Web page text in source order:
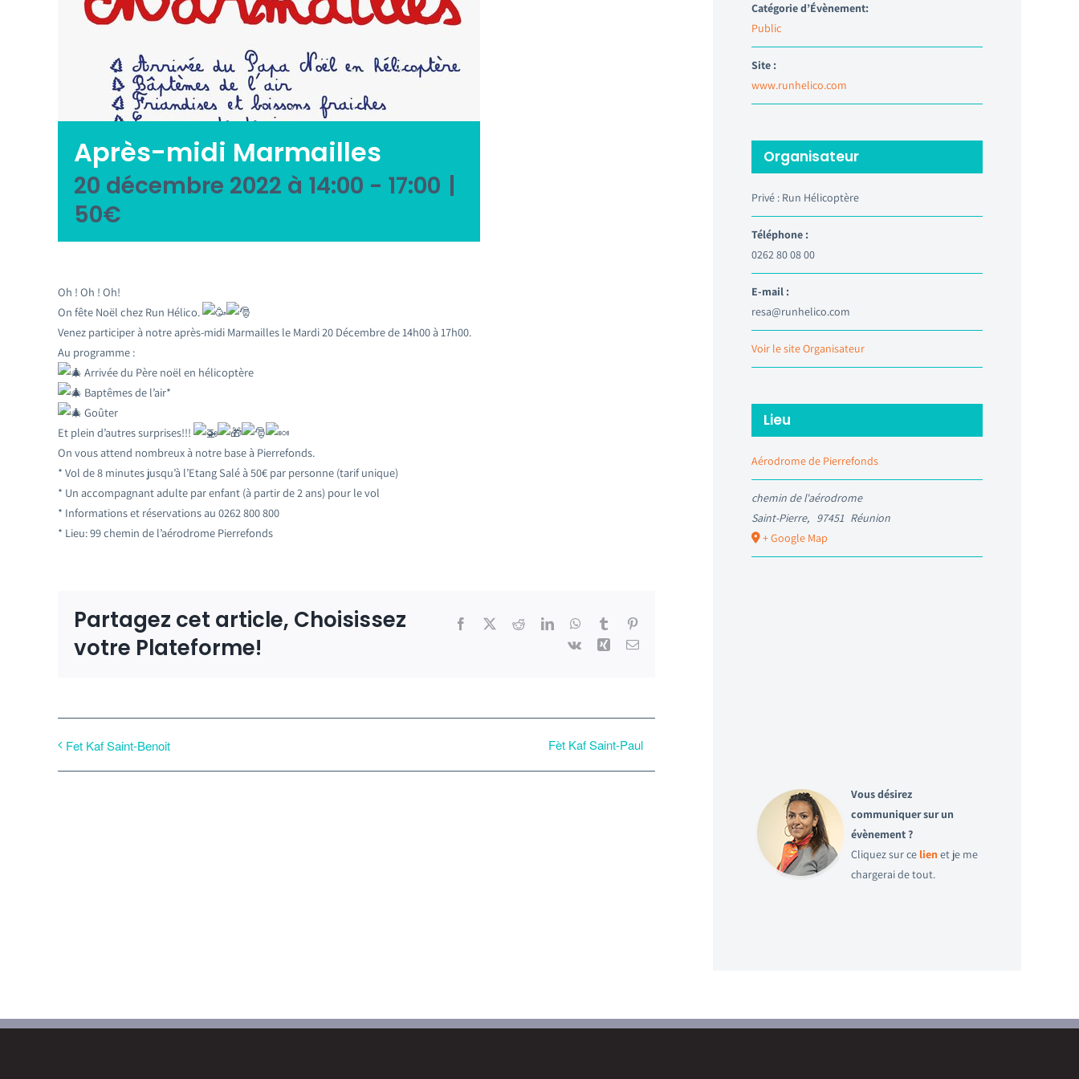
Après-midi Marmailles
20 décembre 2022 à 14:00 - 17:00 |
50€
Oh ! Oh ! Oh!
On fête Noël chez Run Hélico.
Venez participer à notre après-midi Marmailles le Mardi 20 Décembre de 14h00 à 17h00.
Au programme :
Arrivée du Père noël en hélicoptère
Baptêmes de l’air*
Goûter
Et plein d’autres surprises!!!
On vous attend nombreux à notre base à Pierrefonds.
* Vol de 8 minutes jusqu’à l’Etang Salé à 50€ par personne (tarif unique)
* Un accompagnant adulte par enfant (à partir de 2 ans) pour le vol
* Informations et réservations au 0262 800 800
* Lieu: 99 chemin de l’aérodrome Pierrefonds
Partagez cet article, Choisissez
votre Plateforme!
Facebook RedditLinkedInWhatsApp
Tumblr
Vk
Xing Email
Fet Kaf Saint-Benoit Fèt Kaf Saint-Paul
Catégorie d’Évènement:
Public
Site :
www.runhelico.com
Organisateur
Privé : Run Hélicoptère
Téléphone :
0262 80 08 00
E-mail :
resa@runhelico.com
Voir le site Organisateur
Lieu
Aérodrome de Pierrefonds
chemin de l'aérodrome
Saint-Pierre, 97451 Réunion
+ Google Map
Vous désirez
communiquer sur un
évènement ?
Cliquez sur ce lien et je me
chargerai de tout.